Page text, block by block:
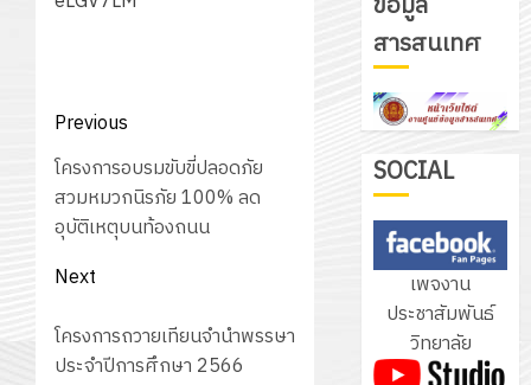
Post
navigation
Previous
Previous
post:
โครงการอบรมขับขี่ปลอดภัย
สวมหมวกนิรภัย 100% ลด
อุบัติเหตุบนท้องถนน
Next
Next
post:
โครงการถวายเทียนจำนำพรรษา
ประจำปีการศึกษา 2566
สารสนเทศ
SOCIAL
เพจงาน
ประชาสัมพันธ์
วิทยาลัย